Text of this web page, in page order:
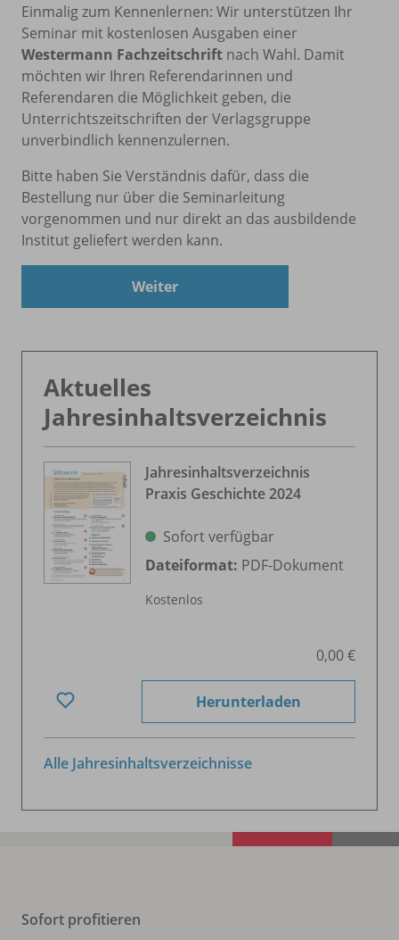
Einmalig zum Kennenlernen: Wir unterstützen Ihr
Seminar mit kostenlosen Ausgaben einer
Westermann Fachzeitschrift nach Wahl. Damit
möchten wir Ihren Referendarinnen und
Referendaren die Möglichkeit geben, die
Unterrichtszeitschriften der Verlagsgruppe
unverbindlich kennenzulernen.
Bitte haben Sie Verständnis dafür, dass die
Bestellung nur über die Seminarleitung
vorgenommen und nur direkt an das ausbildende
Institut geliefert werden kann.
Weiter
Aktuelles
Jahresinhaltsverzeichnis
Jahresinhaltsverzeichnis
Praxis Geschichte 2024
Sofort verfügbar
Dateiformat: PDF-Dokument
Kostenlos
0,00 €
Herunterladen
Alle Jahresinhaltsverzeichnisse
Sofort profitieren